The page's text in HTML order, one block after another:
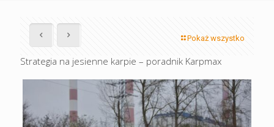
Pokaż wszystko
Strategia na jesienne karpie – poradnik Karpmax